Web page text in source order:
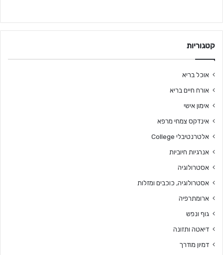
קטגוריות
אוכל בריא
אורח חיים בריא
אימון אישי
אינדקס צמחי מרפא
אלטרנטיבלי College
אנרגיות חיוביות
אסטרולוגיה
אסטרולוגיה, כוכבים ומזלות
ארומתרפיה
גוף ונפש
דיאטה ותזונה
דמיון מודרך